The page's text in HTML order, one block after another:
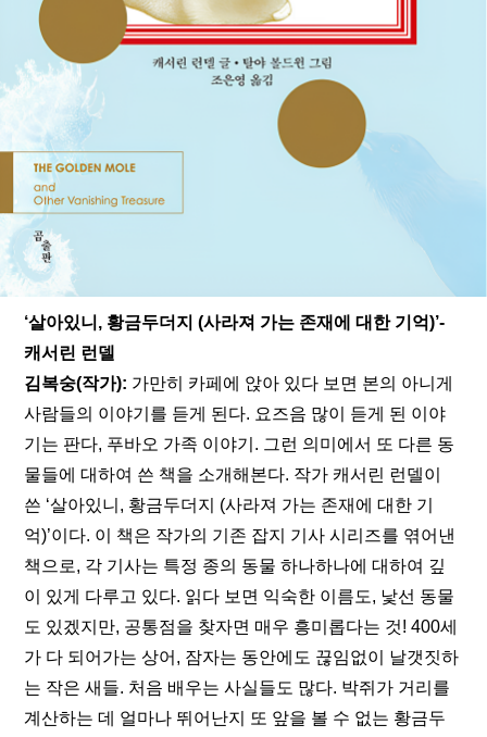
‘살아있니, 황금두더지 (사라져 가는 존재에 대한 기억)’-
캐서린 런델
김복숭(작가): 가만히 카페에 앉아 있다 보면 본의 아니게
사람들의 이야기를 듣게 된다. 요즈음 많이 듣게 된 이야
기는 판다, 푸바오 가족 이야기. 그런 의미에서 또 다른 동
물들에 대하여 쓴 책을 소개해본다. 작가 캐서린 런델이
쓴 ‘살아있니, 황금두더지 (사라져 가는 존재에 대한 기
억)’이다. 이 책은 작가의 기존 잡지 기사 시리즈를 엮어낸
책으로, 각 기사는 특정 종의 동물 하나하나에 대하여 깊
이 있게 다루고 있다. 읽다 보면 익숙한 이름도, 낯선 동물
도 있겠지만, 공통점을 찾자면 매우 흥미롭다는 것! 400세
가 다 되어가는 상어, 잠자는 동안에도 끊임없이 날갯짓하
는 작은 새들. 처음 배우는 사실들도 많다. 박쥐가 거리를
계산하는 데 얼마나 뛰어난지 또 앞을 볼 수 없는 황금두